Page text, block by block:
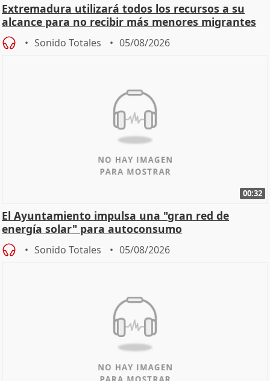
Extremadura utilizará todos los recursos a su
alcance para no recibir más menores migrantes
Sonido Totales 05/08/2026
00:32
El Ayuntamiento impulsa una "gran red de
energía solar" para autoconsumo
Sonido Totales 05/08/2026